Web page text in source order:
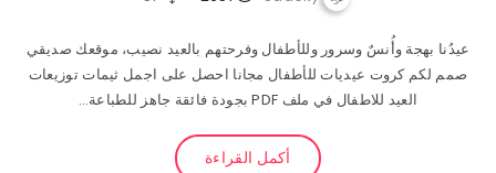
عيدُنا بهجة وأُنسٌ وسرور وللأطفال وفرحتهم بالعيد نصيب، موقعك صديقي
صمم لكم كروت عيديات للأطفال مجانا احصل على اجمل ثيمات توزيعات
العيد للاطفال في ملف PDF بجودة فائقة جاهز للطباعة…
أكمل القراءة